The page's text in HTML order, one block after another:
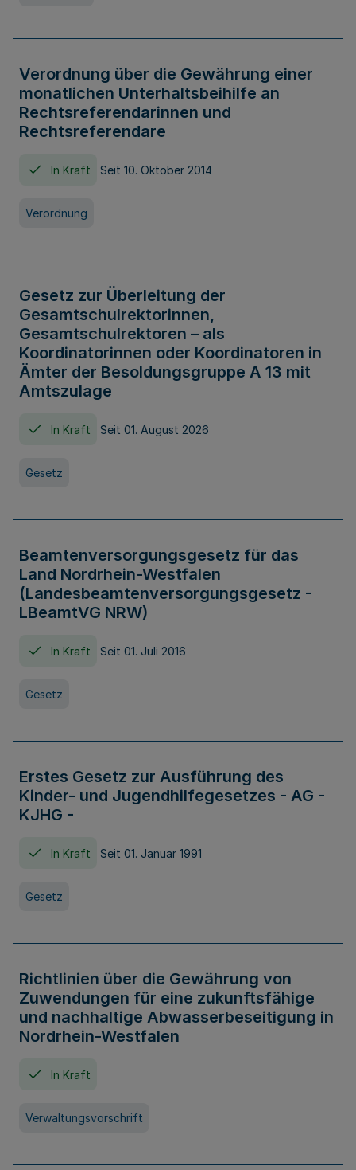
Verordnung über die Gewährung einer
monatlichen Unterhaltsbeihilfe an
Rechtsreferendarinnen und
Rechtsreferendare
In Kraft Seit 10. Oktober 2014
Verordnung
Gesetz zur Überleitung der
Gesamtschulrektorinnen,
Gesamtschulrektoren – als
Koordinatorinnen oder Koordinatoren in
Ämter der Besoldungsgruppe A 13 mit
Amtszulage
In Kraft Seit 01. August 2026
Gesetz
Beamtenversorgungsgesetz für das
Land Nordrhein-Westfalen
(Landesbeamtenversorgungsgesetz -
LBeamtVG NRW)
In Kraft Seit 01. Juli 2016
Gesetz
Erstes Gesetz zur Ausführung des
Kinder- und Jugendhilfegesetzes - AG -
KJHG -
In Kraft Seit 01. Januar 1991
Gesetz
Richtlinien über die Gewährung von
Zuwendungen für eine zukunftsfähige
und nachhaltige Abwasserbeseitigung in
Nordrhein-Westfalen
In Kraft
Verwaltungsvorschrift